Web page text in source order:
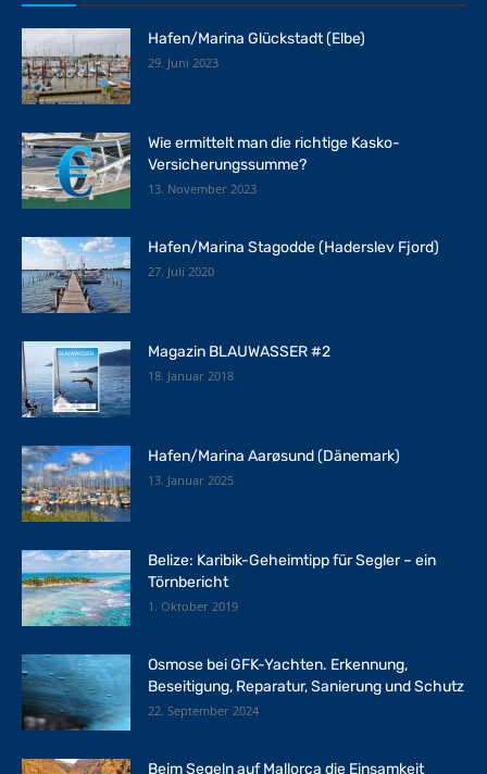
Hafen/Marina Glückstadt (Elbe)
29. Juni 2023
Wie ermittelt man die richtige Kasko-
Versicherungssumme?
13. November 2023
Hafen/Marina Stagodde (Haderslev Fjord)
27. Juli 2020
Magazin BLAUWASSER #2
18. Januar 2018
Hafen/Marina Aarøsund (Dänemark)
13. Januar 2025
Belize: Karibik-Geheimtipp für Segler – ein
Törnbericht
1. Oktober 2019
Osmose bei GFK-Yachten. Erkennung,
Beseitigung, Reparatur, Sanierung und Schutz
22. September 2024
Beim Segeln auf Mallorca die Einsamkeit